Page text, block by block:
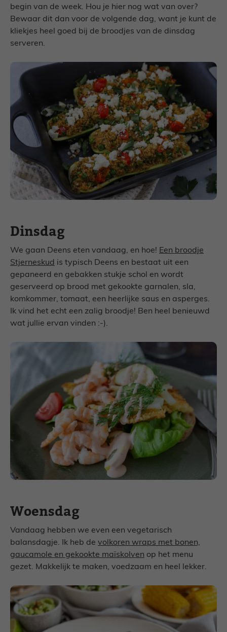
begin van de week. Hou je hier nog wat van over?
Bewaar dit dan voor de volgende dag, want je kunt de
kliekjes heel goed bij de broodjes van de dinsdag
serveren.
Dinsdag
We gaan Deens eten vandaag, en hoe! Een broodje
Stjerneskud is typisch Deens en bestaat uit een
gepaneerd en gebakken stukje schol en wordt
geserveerd op brood met gekookte garnalen, sla,
komkommer, tomaat, een heerlijke saus en asperges.
Ik vind het echt een zalig broodje! Ben heel benieuwd
wat jullie ervan vinden :-).
Woensdag
Vandaag hebben we even een vegetarisch
balansdagje. Ik heb de volkoren wraps met bonen,
gaucamole en gekookte maïskolven op het menu
gezet. Makkelijk te maken, voedzaam en heel lekker.